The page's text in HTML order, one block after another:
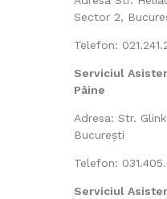
Sector 2,
Telefon:
Serviciul
Pâine
Adresa: Str.
București
Telefon:
Serviciul